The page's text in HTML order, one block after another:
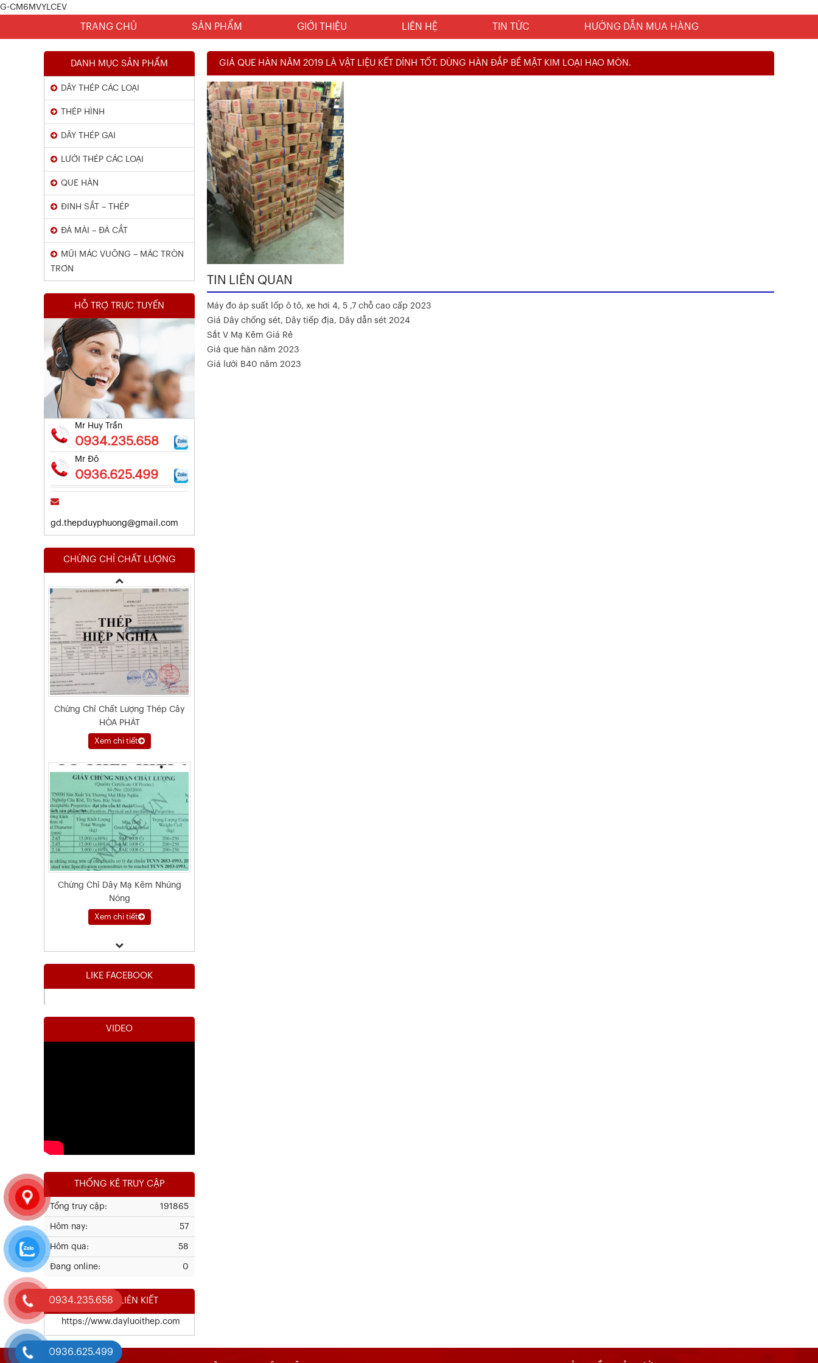
G-CM6MVYLCEV
TRANG CHỦ SẢN PHẨM GIỚI THIỆU LIÊN HỆ TIN TỨC HƯỚNG DẪN MUA HÀNG
GIÁ QUE HÀN NĂM 2019 LÀ VẬT LIỆU KẾT DÍNH TỐT. DÙNG HÀN ĐẮP BỀ MẶT KIM LOẠI HAO MÒN.
TIN LIÊN QUAN
Máy đo áp suất lốp ô tô, xe hơi 4, 5 ,7 chỗ cao cấp 2023
Giá Dây chống sét, Dây tiếp địa, Dây dẫn sét 2024
Sắt V Mạ Kẽm Giá Rẻ
Giá que hàn năm 2023
Giá lưới B40 năm 2023
DANH MỤC SẢN PHẨM
DÂY THÉP CÁC LOẠI
THÉP HÌNH
DÂY THÉP GAI
LƯỚI THÉP CÁC LOẠI
QUE HÀN
ĐINH SẮT – THÉP
ĐÁ MÀI – ĐÁ CẮT
MŨI MÁC VUÔNG – MÁC TRÒN
TRƠN
HỖ TRỢ TRỰC TUYẾN
Mr Huy Trần
0934.235.658
Mr Đô
0936.625.499
gd.thepduyphuong@gmail.com
CHỨNG CHỈ CHẤT LƯỢNG
Chứng Chỉ Dây Mạ Kẽm Nhúng
Nóng
Kết Quả Thử Nghiệm Lưới Tô Tường
Xem chi tiết
Kết Quả Thử Nghiệm Lưới Tô Tường
Chứng Chỉ Chất Lượng Thép Cây
HÒA PHÁT
Xem chi tiết
Chứng Chỉ Dây Mạ Kẽm Nhúng
Nóng
Xem chi tiết
Kết Quả Thử Nghiệm Lưới Tô Tường
Xem chi tiết
LIKE FACEBOOK
VIDEO
THỐNG KÊ TRUY CẬP
191865
Tổng truy cập:
57
Hôm nay:
58
Hôm qua:
0
Đang online:
WEBSITE LIÊN KIẾT
https://www.dayluoithep.com
0934.235.658
0936.625.499